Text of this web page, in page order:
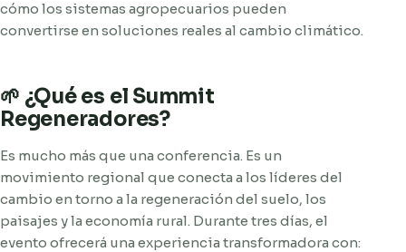
cómo los sistemas agropecuarios pueden
convertirse en soluciones reales al cambio climático.
🌱 ¿Qué es el Summit
Regeneradores?
Es mucho más que una conferencia. Es un
movimiento regional que conecta a los líderes del
cambio en torno a la regeneración del suelo, los
paisajes y la economía rural. Durante tres días, el
evento ofrecerá una experiencia transformadora con: